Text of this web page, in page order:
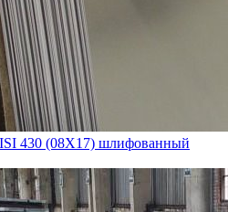
430 (08Х17) шлифованный